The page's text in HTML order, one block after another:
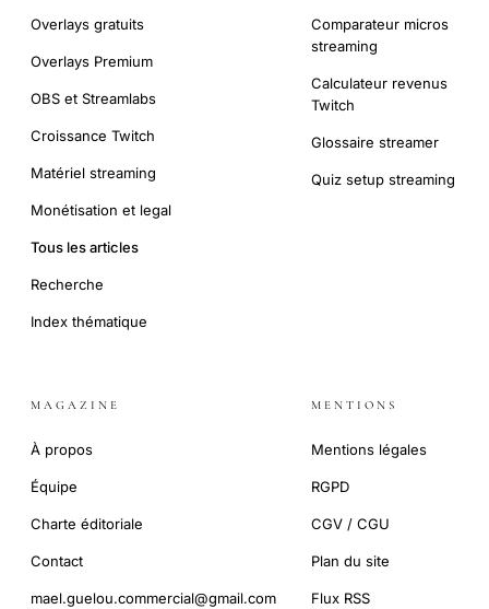
Overlays gratuits
Overlays Premium
OBS et Streamlabs
Croissance Twitch
Matériel streaming
Monétisation et legal
Tous les articles
Recherche
Index thématique
Comparateur micros
streaming
Calculateur revenus
Twitch
Glossaire streamer
Quiz setup streaming
MAGAZINE
À propos
Équipe
Charte éditoriale
Contact
mael.guelou.commercial@gmail.com
MENTIONS
Mentions légales
RGPD
CGV / CGU
Plan du site
Flux RSS